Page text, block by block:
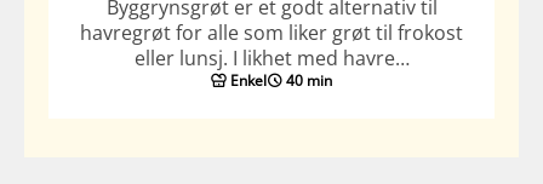
Byggrynsgrøt er et godt alternativ til
havregrøt for alle som liker grøt til frokost
eller lunsj. I likhet med havre…
Enkel 40 min